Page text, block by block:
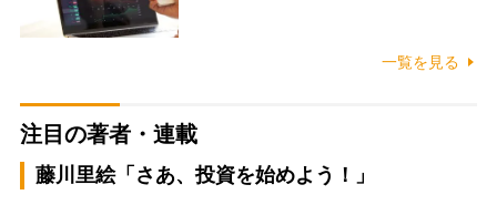
一覧を見る
注目の著者・連載
藤川里絵「さあ、投資を始めよう！」